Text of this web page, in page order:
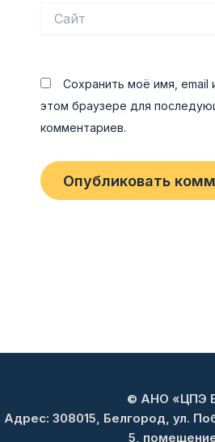
Сохранить моё имя, email
этом браузере для
комментариев.
© АНО «ЦПЭ
Адрес: 308015, Белгород, ул.
5,